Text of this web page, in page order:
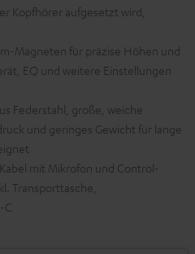
Kopfhörer aufgesetzt wird,
Magneten für präzise Höhen und
EQ und weitere Einstellungen
Federstahl, große, weiche
und geringes Gewicht für lange
mit Mikrofon und Control-
Transporttasche,
C